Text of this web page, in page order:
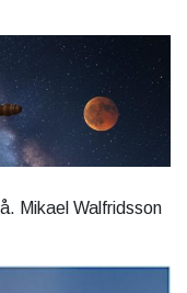
Mikael Walfridsson